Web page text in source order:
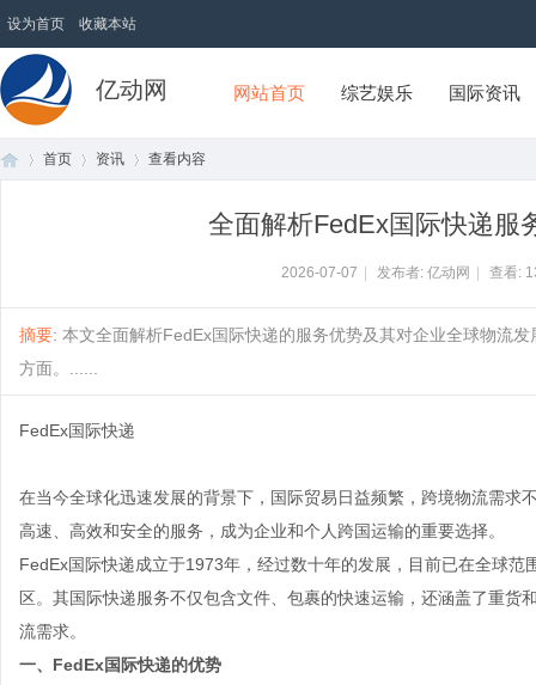
设为首页 收藏本站
亿动网 网站首页 综艺娱乐 国际资讯
首页 资讯 查看内容
全面解析FedEx国际快递服
2026-07-07 发布者: 亿动网 查看:
摘要: 本文全面解析FedEx国际快递的服务优势及其对企业全球物流
方面。......
FedEx国际快递
在当今全球化迅速发展的背景下，国际贸易日益频繁，跨境物流需
高速、高效和安全的服务，成为企业和个人跨国运输的重要选择。
FedEx国际快递成立于1973年，经过数十年的发展，目前已在全球
区。其国际快递服务不仅包含文件、包裹的快速运输，还涵盖了重
流需求。
一、FedEx国际快递的优势